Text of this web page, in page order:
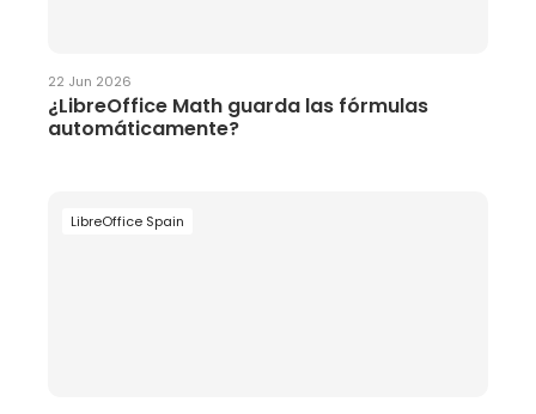
22 Jun 2026
¿LibreOffice Math guarda las fórmulas
automáticamente?
LibreOffice Spain